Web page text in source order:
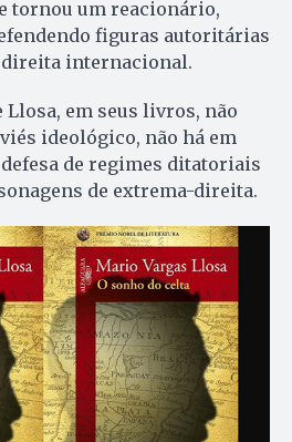
tornou um reacionário,
figuras autoritárias
internacional.
Llosa, em seus livros, não
ideológico, não há em
de regimes ditatoriais
de extrema-direita.